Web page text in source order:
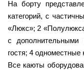
На борту
категорий, с
«Люкс»; 2
с дополнительными
гостя; 4 одноместные
Все каюты